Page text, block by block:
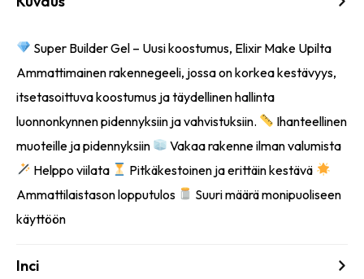
Super Builder Gel – Uusi koostumus, Elixir Make Upilta
Ammattimainen rakennegeeli, jossa on korkea kestävyys,
itsetasoittuva koostumus ja täydellinen hallinta
luonnonkynnen pidennyksiin ja vahvistuksiin.
Ihanteellinen
muoteille ja pidennyksiin
Vakaa rakenne ilman valumista
Helppo viilata
Pitkäkestoinen ja erittäin kestävä
Ammattilaistason lopputulos
Suuri määrä monipuoliseen
käyttöön
Inci